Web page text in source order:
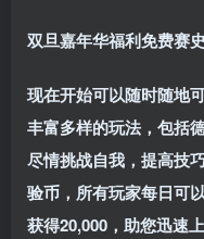
双旦嘉年华福利免费赛
现在开始可以随时随地
丰富多样的玩法，包括
尽情挑战自我，提高技
验币，所有玩家每日可
获得20,000，助您迅速上